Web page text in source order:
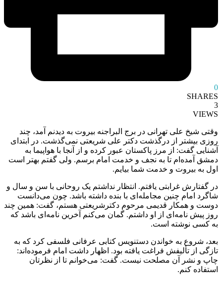
0
SHARES
3
VIEWS
وقتی شیخ علی تهرانی در برج البراجنه بیروت به دیدنم آمد، چند
روزی بیشتر از درگذشت دکتر علی شریعتی نمی‌گذشت. در ابتدای
آشنایی گفت: از مرز پاکستان عبور کرده و از آنجا با هواپیما به
دمشق آمده‌ام تا به نجف و خدمت امام برسم. ولی گفتم بهتر است
اول به بیروت و خدمت شما بیایم.
در گفتارش غرابتی یافتم. انتظار نداشتم یک روحانی با سن و سال و
شاگرد امام چنین مجامله‌ای با بنده داشته باشد. چون می‌دانست
دوست و همکار قدیمی مرحوم دکترشریعتی هستم، گفت: همین چند
روز پیش نامه‌ای از او داشتم. گمان می‌کنم آخرین نامه‌ای باشد که
به کسی نوشته است.
بعد، شروع به خواندن دستنویس کتابی عرفانی فلسفی کرد که به
تازگی از تألیفش فراغت یافته بود. اظهار داشت امام فرموده‌اند:
چاپ و نشر آن مصلحت نیست. گفت: می‌خوانم تا از نظرتان
استفاده کنم.